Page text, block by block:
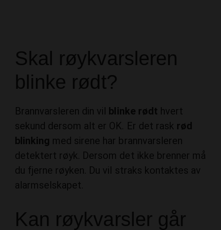
blinke rødt?
Brannvarsleren din vil blinke rødt
sekund dersom alt er OK. Er det rask
blinking
med sirene har brannvarsleren
detektert røyk. Dersom det ikke brenner må
du fjerne røyken. Du vil straks kontaktes av
alarmselskapet.
Kan røykvarsler går
av uten grunn?